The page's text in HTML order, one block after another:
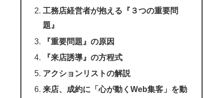
工務店経営者が抱える『３つの重要問
題』
『重要問題』の原因
『来店誘導』の方程式
アクションリストの解説
来店、成約に「心が動くWeb集客」を動